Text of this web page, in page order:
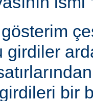
girdiler
bir